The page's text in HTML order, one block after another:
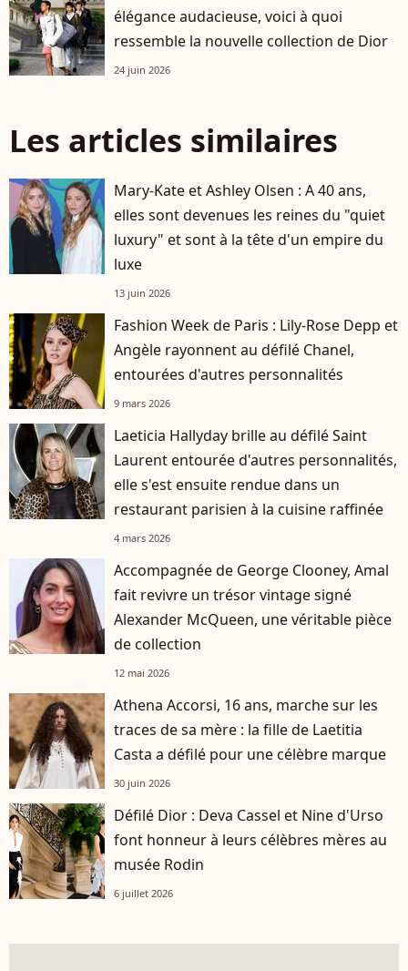
élégance audacieuse, voici à quoi
ressemble la nouvelle collection de Dior
24 juin 2026
Les articles similaires
Mary-Kate et Ashley Olsen : A 40 ans,
elles sont devenues les reines du "quiet
luxury" et sont à la tête d'un empire du
luxe
13 juin 2026
Fashion Week de Paris : Lily-Rose Depp et
Angèle rayonnent au défilé Chanel,
entourées d'autres personnalités
9 mars 2026
Laeticia Hallyday brille au défilé Saint
Laurent entourée d'autres personnalités,
elle s'est ensuite rendue dans un
restaurant parisien à la cuisine raffinée
4 mars 2026
Accompagnée de George Clooney, Amal
fait revivre un trésor vintage signé
Alexander McQueen, une véritable pièce
de collection
12 mai 2026
Athena Accorsi, 16 ans, marche sur les
traces de sa mère : la fille de Laetitia
Casta a défilé pour une célèbre marque
30 juin 2026
Défilé Dior : Deva Cassel et Nine d'Urso
font honneur à leurs célèbres mères au
musée Rodin
6 juillet 2026